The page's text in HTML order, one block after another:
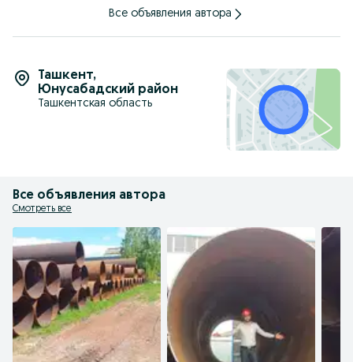
Все объявления автора
Ташкент,
Юнусабадский район
Ташкентская область
Все объявления автора
Смотреть все